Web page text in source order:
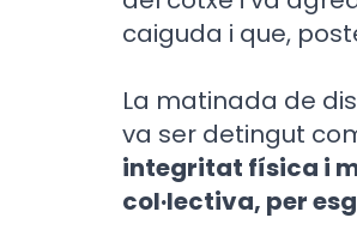
caiguda i que,
La matinada de
va ser detingut
integritat física i
col·lectiva, per